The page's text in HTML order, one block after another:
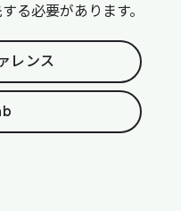
る必要があります。
レンス